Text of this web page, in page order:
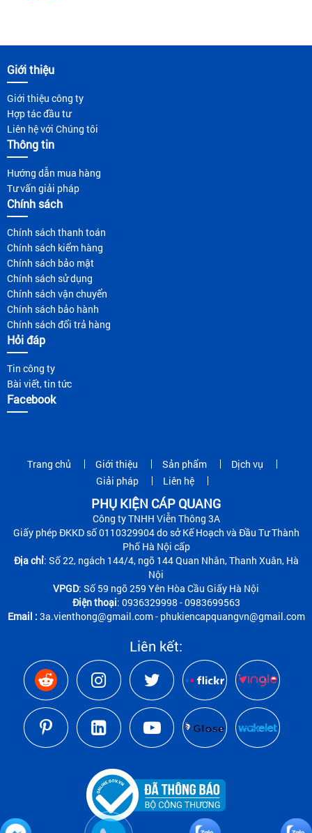
Giới thiệu
Giới thiệu công ty
Hợp tác đầu tư
Liên hệ với Chúng tôi
Thông tin
Hướng dẫn mua hàng
Tư vấn giải pháp
Chính sách
Chính sách thanh toán
Chính sách kiểm hàng
Chính sách bảo mật
Chính sách sử dụng
Chính sách vận chuyển
Chính sách bảo hành
Chính sách đổi trả hàng
Hỏi đáp
Tin công ty
Bài viết, tin tức
Facebook
Trang chủ Giới thiệu Sản phẩm
Dịch vụ
Giải pháp
Liên hệ
PHỤ KIỆN CÁP QUANG
Công ty TNHH Viễn Thông 3A
Giấy phép ĐKKD số 0110329904 do sở Kế Hoạch và Đầu Tư Thành
Phố Hà Nội cấp
Địa chỉ: Số 22, ngách 144/4, ngõ 144 Quan Nhân, Thanh Xuân, Hà
Nội
VPGD: Số 59 ngõ 259 Yên Hòa Cầu Giấy Hà Nội
Điện thoại: 0936329998 - 0983699563
Email : 3a.vienthong@gmail.com - phukiencapquangvn@gmail.com
Liên kết: